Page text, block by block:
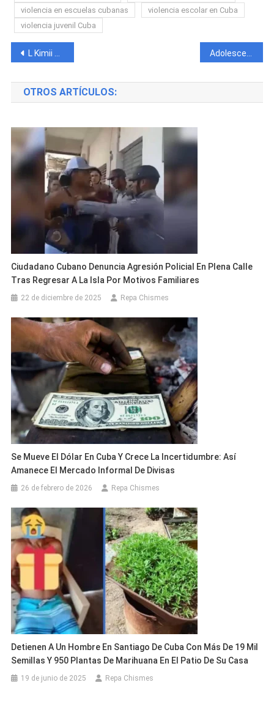
violencia en escuelas cubanas
violencia escolar en Cuba
violencia juvenil Cuba
Navegación
de
entradas
L Kimii sorprende al besar a Samantha Hernández en pleno concierto en el Watsco Center
OTROS ARTÍCULOS:
Ciudadano Cubano Denuncia Agresión Policial En Plena Calle
Tras Regresar A La Isla Por Motivos Familiares
22 de diciembre de 2025 Repa Chismes
Se Mueve El Dólar En Cuba Y Crece La Incertidumbre: Así
Amanece El Mercado Informal De Divisas
26 de febrero de 2026 Repa Chismes
Detienen A Un Hombre En Santiago De Cuba Con Más De 19 Mil
Semillas Y 950 Plantas De Marihuana En El Patio De Su Casa
19 de junio de 2025 Repa Chismes